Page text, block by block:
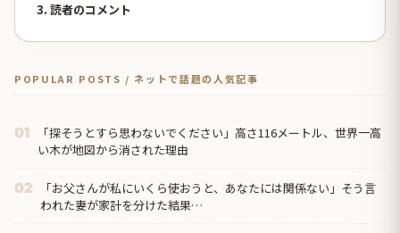
3. 読者のコメント
POPULAR POSTS / ネットで話題の人気記事
01
「探そうとすら思わないでください」高さ116メートル、世界一高
い木が地図から消された理由
02
「お父さんが私にいくら使おうと、あなたには関係ない」そう言
われた妻が家計を分けた結果…